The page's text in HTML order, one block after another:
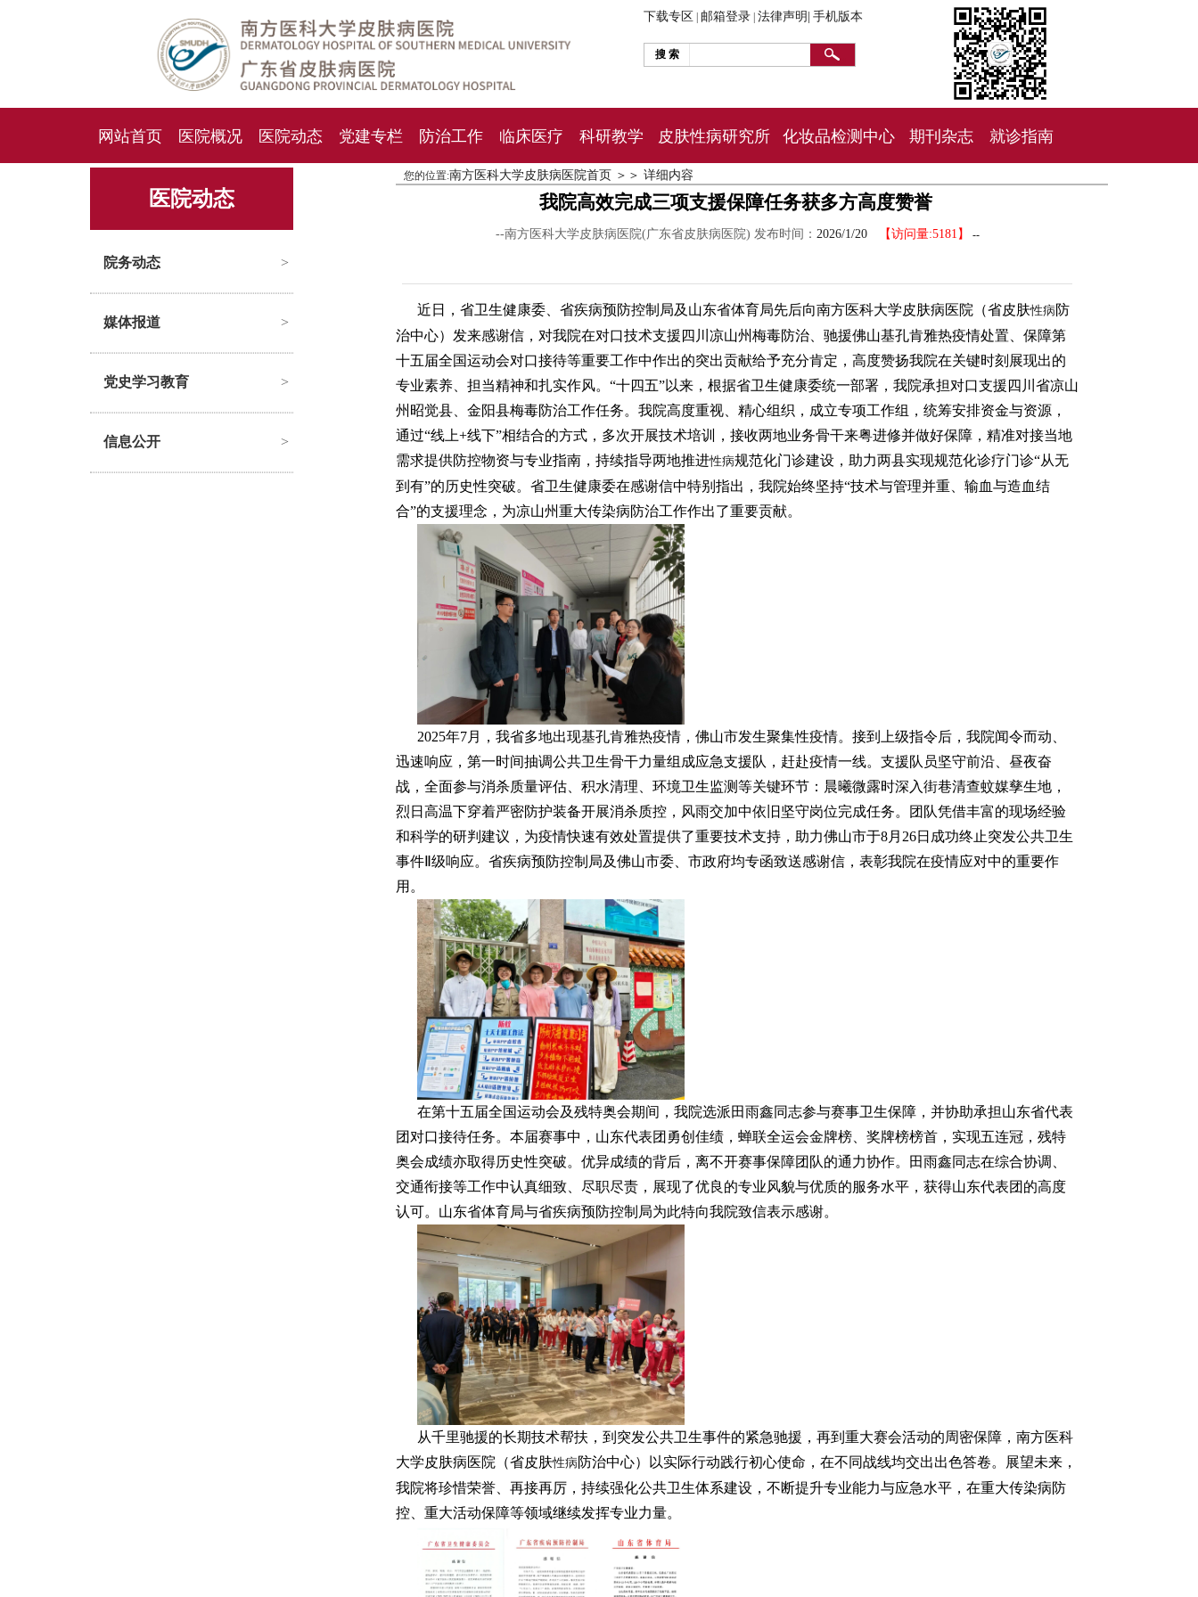
下载专区 邮箱登录 法律声明| 手机版本
搜 索
网站首页 医院概况 医院动态 党建专栏 防治工作 临床医疗 科研教学 皮肤性病研究所 化妆品检测中心 期刊杂志 就诊指南
人才招聘 招标采购
医院动态
院务动态 >
媒体报道 >
党史学习教育 >
信息公开 >
您的位置:南方医科大学皮肤病医院首页 ＞＞ 详细内容
我院高效完成三项支援保障任务获多方高度赞誉
--南方医科大学皮肤病医院(广东省皮肤病医院) 发布时间： 2026/1/20 【访问量:5181】 --
近日，省卫生健康委、省疾病预防控制局及山东省体育局先后向南方医科大学皮肤病医院（省皮肤性病 防
治中心）发来感谢信，对我院在对口技术支援四川凉山州梅毒防治、驰援佛山基孔肯雅热疫情处置、保障第
十五届全国运动会对口接待等重要工作中作出的突出贡献给予充分肯定，高度赞扬我院在关键时刻展现出的
专业素养、担当精神和扎实作风。“十四五”以来，根据省卫生健康委统一部署，我院承担对口支援四川省凉山
州昭觉县、金阳县梅毒防治工作任务。我院高度重视、精心组织，成立专项工作组，统筹安排资金与资源，
通过“线上+线下”相结合的方式，多次开展技术培训，接收两地业务骨干来粤进修并做好保障，精准对接当地
需求提供防控物资与专业指南，持续指导两地推进性病规范化门诊建设，助力两县实现规范化诊疗门诊“从无
到有”的历史性突破。省卫生健康委在感谢信中特别指出，我院始终坚持“技术与管理并重、输血与造血结
合”的支援理念，为凉山州重大传染病防治工作作出了重要贡献。
2025年7月，我省多地出现基孔肯雅热疫情，佛山市发生聚集性疫情。接到上级指令后，我院闻令而动、
迅速响应，第一时间抽调公共卫生骨干力量组成应急支援队，赶赴疫情一线。支援队员坚守前沿、昼夜奋
战，全面参与消杀质量评估、积水清理、环境卫生监测等关键环节：晨曦微露时深入街巷清查蚊媒孳生地，
烈日高温下穿着严密防护装备开展消杀质控，风雨交加中依旧坚守岗位完成任务。团队凭借丰富的现场经验
和科学的研判建议，为疫情快速有效处置提供了重要技术支持，助力佛山市于8月26日成功终止突发公共卫生
事件Ⅱ级响应。省疾病预防控制局及佛山市委、市政府均专函致送感谢信，表彰我院在疫情应对中的重要作
用。
在第十五届全国运动会及残特奥会期间，我院选派田雨鑫同志参与赛事卫生保障，并协助承担山东省代表
团对口接待任务。本届赛事中，山东代表团勇创佳绩，蝉联全运会金牌榜、奖牌榜榜首，实现五连冠，残特
奥会成绩亦取得历史性突破。优异成绩的背后，离不开赛事保障团队的通力协作。田雨鑫同志在综合协调、
交通衔接等工作中认真细致、尽职尽责，展现了优良的专业风貌与优质的服务水平，获得山东代表团的高度
认可。山东省体育局与省疾病预防控制局为此特向我院致信表示感谢。
从千里驰援的长期技术帮扶，到突发公共卫生事件的紧急驰援，再到重大赛会活动的周密保障，南方医科
大学皮肤病医院（省皮肤性病 防治中心）以实际行动践行初心使命，在不同战线均交出出色答卷。展望未来，
我院将珍惜荣誉、再接再厉，持续强化公共卫生体系建设，不断提升专业能力与应急水平，在重大传染病防
控、重大活动保障等领域继续发挥专业力量。